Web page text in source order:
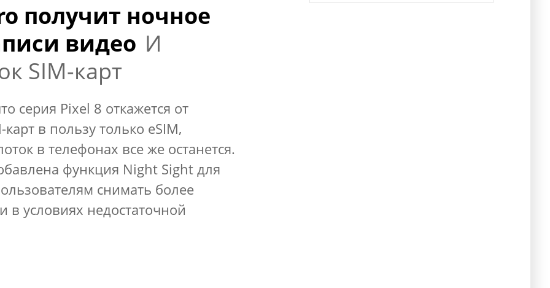
получит ночное
видео И
SIM-карт
серия Pixel 8 откажется от
в пользу только eSIM,
в телефонах все же останется.
функция Night Sight для
снимать более
в условиях недостаточной